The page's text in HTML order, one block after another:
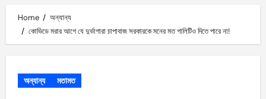
Home
অন্যান্য
কোভিডে মরার আগে যে দুর্ভাগারা চাপাবাজ সরকারকে মনের মত গালিটিও দিতে পারে না!
অন্যান্য মতামত